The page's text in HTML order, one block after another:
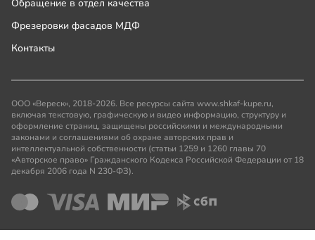
Обращение в отдел качества
Фрезеровки фасадов МДФ
Контакты
ООО «Вереск», 2018-2026. Все ресурсы сайта www.shkaf-kupe.ru,
включая текстовую, графическую и видео информацию, структуру и
оформление страниц, защищены российскими и международными
законами и соглашениями об охране авторских прав и
интеллектуальной собственности (статьи 1259 и 1260 главы 70
«Авторское право» Гражданского Кодекса Российской Федерации от 18
декабря 2006 года N 230-ФЗ).